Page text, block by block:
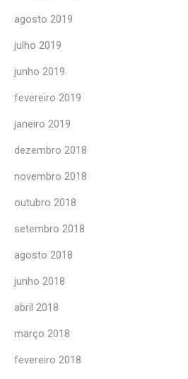
agosto 2019
julho 2019
junho 2019
fevereiro 2019
janeiro 2019
dezembro 2018
novembro 2018
outubro 2018
setembro 2018
agosto 2018
junho 2018
abril 2018
março 2018
fevereiro 2018